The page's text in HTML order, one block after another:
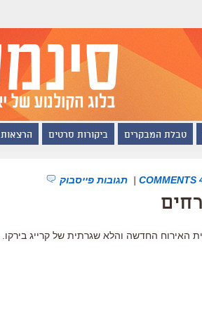
טבלת המבקרים ביקורות סרטים הרצאות
4
| תגובות פייסבוק
האירוח החדשה והלא שגרתית של קרייג בירקו.